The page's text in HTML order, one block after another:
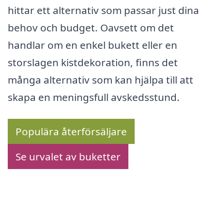
hittar ett alternativ som passar just dina
behov och budget. Oavsett om det
handlar om en enkel bukett eller en
storslagen kistdekoration, finns det
många alternativ som kan hjälpa till att
skapa en meningsfull avskedsstund.
Populära återförsäljare
Se urvalet av buketter